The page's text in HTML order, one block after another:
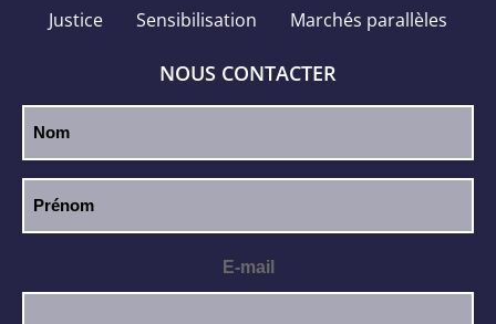
Justice
Sensibilisation Marchés parallèles
NOUS CONTACTER
E-mail